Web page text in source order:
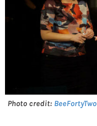
Photo credit: BeeFortyTwo